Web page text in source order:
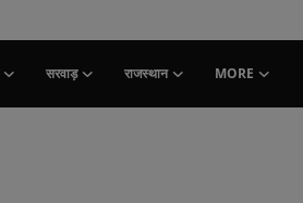
सरवाड़ राजस्थान MORE